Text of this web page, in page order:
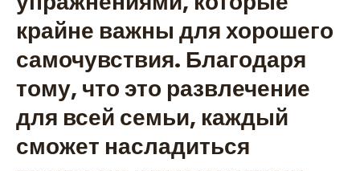
крайне важны для хорошего
самочувствия. Благодаря
тому, что это развлечение
для всей семьи, каждый
сможет насладиться